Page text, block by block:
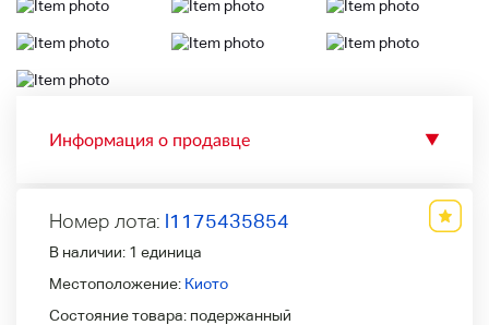
Информация о продавце ▼
Номер лота: l1175435854
В наличии: 1 единица
Местоположение: Киото
Состояние товара: подержанный